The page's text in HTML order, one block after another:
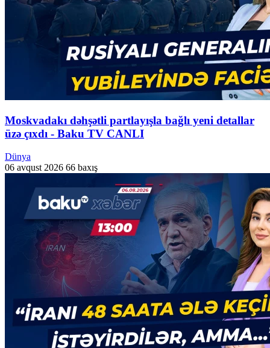
Moskvadakı dəhşətli partlayışla bağlı yeni detallar
üzə çıxdı - Baku TV CANLI
Dünya
06 avqust 2026 66 baxış